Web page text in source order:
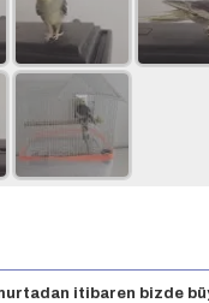
itibaren bizde